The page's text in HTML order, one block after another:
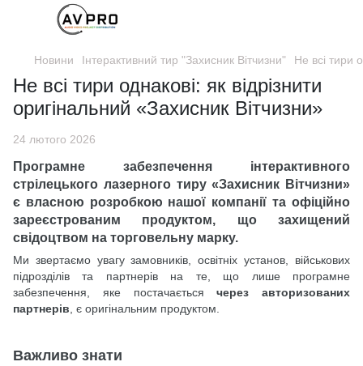
Новини Інтерактивний тир "Захисник Вітчизни" Не всі тири
Не всі тири однакові: як відрізнити
оригінальний «Захисник Вітчизни»
24 лютого 2026
Програмне забезпечення інтерактивного
стрілецького лазерного тиру «Захисник Вітчизни»
є власною розробкою нашої компанії та офіційно
зареєстрованим продуктом, що захищений
свідоцтвом на торговельну марку.
Ми звертаємо увагу замовників, освітніх установ, військових
підрозділів та партнерів на те, що лише програмне
забезпечення, яке постачаєтьсячерез авторизованих
партнерів , є оригінальним продуктом.
Важливо знати